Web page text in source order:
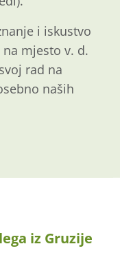
i iskustvo
mjesto v. d.
rad na
naših
iz Gruzije